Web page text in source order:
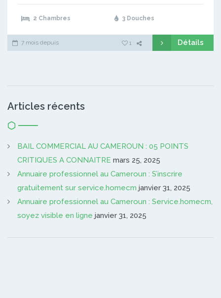
2 Chambres 3 Douches
7 mois depuis 1 Détails
Articles récents
BAIL COMMERCIAL AU CAMEROUN : 05 POINTS
CRITIQUES A CONNAITRE mars 25, 2025
Annuaire professionnel au Cameroun : S’inscrire
gratuitement sur service.homecm janvier 31, 2025
Annuaire professionnel au Cameroun : Service.homecm,
soyez visible en ligne janvier 31, 2025